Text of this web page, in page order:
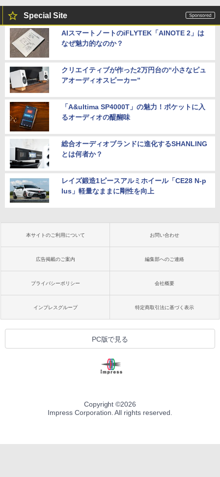
Special Site
AIスマートノートのiFLYTEK「AINOTE 2」は
なぜ魅力的なのか？
クリエイティブが作った2万円台の“小さなピュ
アオーディオスピーカー”
「A&ultima SP4000T」の魅力！ポケットに入
るオーディオの醍醐味
総合オーディオブランドに進化するSHANLING
とは何者か？
レイズ鍛造1ピースアルミホイール「CE28 N-p
lus」軽量なままに剛性を向上
本サイトのご利用について お問い合わせ
広告掲載のご案内 編集部へのご連絡
プライバシーポリシー 会社概要
インプレスグループ 特定商取引法に基づく表示
PC版で見る
Copyright ©2026
Impress Corporation. All rights reserved.